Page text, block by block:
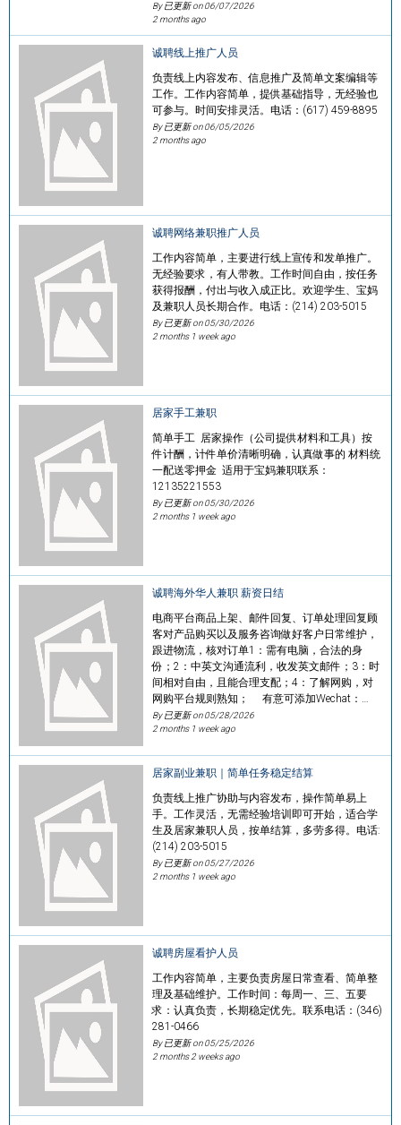
By 已更新 on06/07/2026
2 months ago
诚聘线上推广人员
负责线上内容发布、信息推广及简单文案编辑等
工作。工作内容简单，提供基础指导，无经验也
可参与。时间安排灵活。电话：(617) 459-8895
By 已更新 on06/05/2026
2 months ago
诚聘网络兼职推广人员
工作内容简单，主要进行线上宣传和发单推广。
无经验要求，有人带教。工作时间自由，按任务
获得报酬，付出与收入成正比。欢迎学生、宝妈
及兼职人员长期合作。电话：(214) 203-5015
By 已更新 on05/30/2026
2 months 1 week ago
居家手工兼职
简单手工 居家操作（公司提供材料和工具）按
件计酬，计件单价清晰明确，认真做事的 材料统
一配送零押金 适用于宝妈兼职联系：
12135221553
By 已更新 on05/30/2026
2 months 1 week ago
诚聘海外华人兼职 薪资日结
电商平台商品上架、邮件回复、订单处理回复顾
客对产品购买以及服务咨询做好客户日常维护，
跟进物流，核对订单1：需有电脑，合法的身
份；2：中英文沟通流利，收发英文邮件；3：时
间相对自由，且能合理支配；4：了解网购，对
网购平台规则熟知； 有意可添加Wechat：…
By 已更新 on05/28/2026
2 months 1 week ago
居家副业兼职｜简单任务稳定结算
负责线上推广协助与内容发布，操作简单易上
手。工作灵活，无需经验培训即可开始，适合学
生及居家兼职人员，按单结算，多劳多得。电话:
(214) 203-5015
By 已更新 on05/27/2026
2 months 1 week ago
诚聘房屋看护人员
工作内容简单，主要负责房屋日常查看、简单整
理及基础维护。工作时间：每周一、三、五要
求：认真负责，长期稳定优先。联系电话：(346)
281-0466
By 已更新 on05/25/2026
2 months 2 weeks ago